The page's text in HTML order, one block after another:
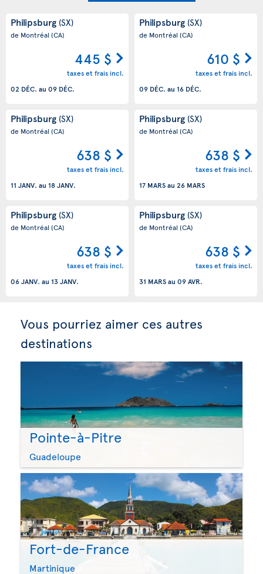
Philipsburg (SX)
de Montréal(CA)
445 $
taxes et frais incl.
02 DÉC. au 09 DÉC.
Philipsburg (SX)
de Montréal(CA)
610 $
taxes et frais incl.
09 DÉC. au 16 DÉC.
Philipsburg (SX)
de Montréal(CA)
638 $
taxes et frais incl.
11 JANV. au 18 JANV.
Philipsburg (SX)
de Montréal(CA)
638 $
taxes et frais incl.
17 MARSau 26 MARS
Philipsburg (SX)
de Montréal(CA)
638 $
taxes et frais incl.
06 JANV. au 13 JANV.
Philipsburg (SX)
de Montréal(CA)
638 $
taxes et frais incl.
31 MARSau 09 AVR.
Vous pourriez aimer ces autres
destinations
Pointe-à-Pitre
Guadeloupe
Fort-de-France
Martinique